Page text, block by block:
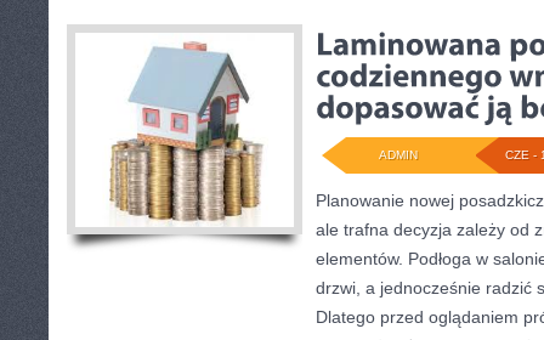
CZE -
ADMIN
Planowanie nowej
ale trafna decyzja zależy od
elementów. Podłoga w
drzwi, a jednocześnie radzić
Dlatego przed oglądaniem